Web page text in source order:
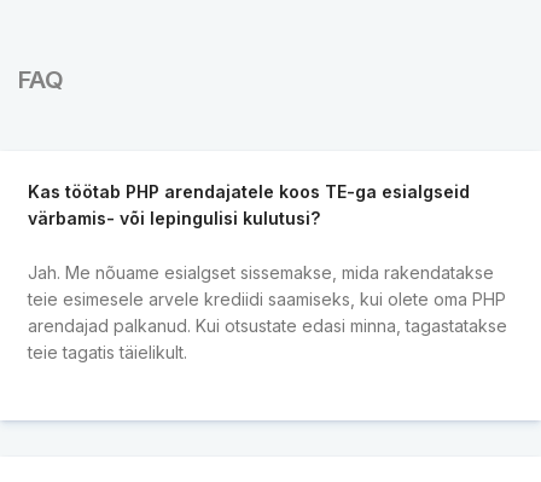
FAQ
Kas töötab PHP arendajatele koos TE-ga esialgseid
värbamis- või lepingulisi kulutusi?
Jah. Me nõuame esialgset sissemakse, mida rakendatakse
teie esimesele arvele krediidi saamiseks, kui olete oma PHP
arendajad palkanud. Kui otsustate edasi minna, tagastatakse
teie tagatis täielikult.